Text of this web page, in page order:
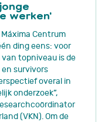
werken'
Centrum
ding eens: voor
topniveau is de
survivors
overal in
onderzoek”,
(VKN). Om de